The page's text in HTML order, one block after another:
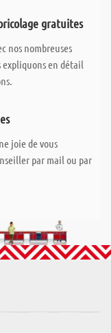
gratuites
nos nombreuses
expliquons en détail
joie de vous
par mail ou par